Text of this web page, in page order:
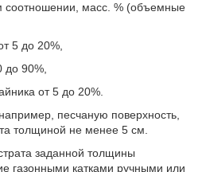
масс. % (объемные
5 до 20%,
до 90%,
от 5 до 20%.
песчаную поверхность,
толщиной не менее 5 см.
заданной толщины
газонными катками ручными или